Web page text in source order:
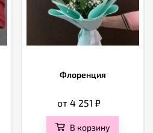
Флоренция
от 4 251₽
В корзину